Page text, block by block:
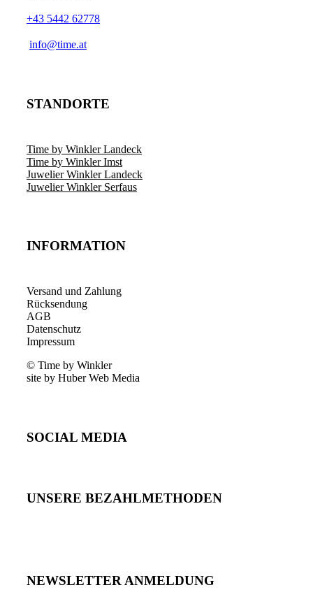
+43 5442 62778
info@time.at
STANDORTE
Time by Winkler Landeck
Time by Winkler Imst
Juwelier Winkler Landeck
Juwelier Winkler Serfaus
INFORMATION
Versand und Zahlung
Rücksendung
AGB
Datenschutz
Impressum
© Time by Winkler
site by Huber Web Media
SOCIAL MEDIA
UNSERE BEZAHLMETHODEN
NEWSLETTER ANMELDUNG